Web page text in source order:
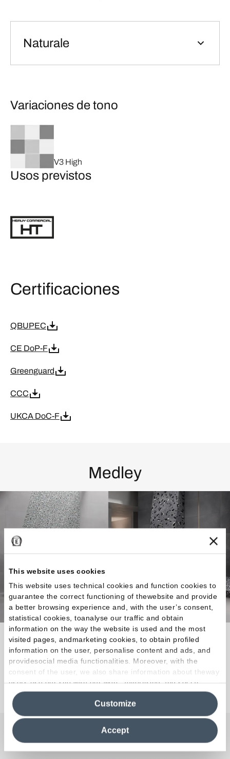
This website uses cookies
This website uses technical cookies and function cookies to
guarantee the correct functioning of thewebsite and provide
a better browsing experience and, with the user’s consent,
statistical cookies, toanalyse our traffic and obtain
information on the way the website is used and the most
visited pages, andmarketing cookies, to obtain profiled
information on the user, personalise content and ads, and
providesocial media functionalities. Moreover, with the
consent of the user, we also share information about theway
users use our site with our web, advertising and social
media analytics partners, who may combine itwith other
information in their possession. By closing this banner,
clicking on "Reject", it will be possible tocontinue browsing
the site after installing only technical cookies. For more
information see the
Cookie Policy
Accept
Customize
Naturale
Variaciones de tono
V3 High
Usos previstos
Certificaciones
QBUPEC
CE DoP-F
Greenguard
CCC
UKCA DoC-F
Medley
La máxima libertad proyectiva combinada con la
excelencia técnica.
Descubra la colección
¿Curiosidades o Preguntas?